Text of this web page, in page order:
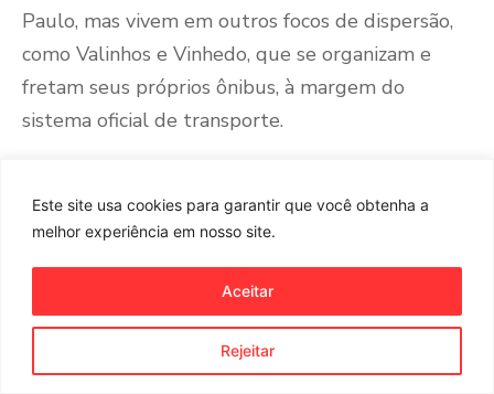
Este site usa cookies para garantir que você obtenha a
melhor experiência em nosso site.
Rejeitar
Aceitar
Paulo, mas vivem em outros focos de dispersão,
como Valinhos e Vinhedo, que se organizam e
fretam seus próprios ônibus, à margem do
sistema oficial de transporte.
modelo de urbanização. Nestor Goulart Reis
lembra que “não existem uma forma certa e outra
errada de tecido urbano que seja a única
considerada como correta”[29]
em mente é que “os padrões estão sempre em
mudança. Não podemos incidir no erro de críticas